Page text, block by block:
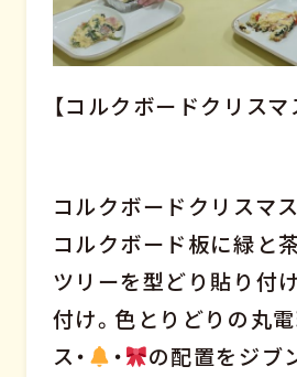
【コルクボードクリスマ
コルクボードクリスマ
コルクボード板に緑と
ツリーを型どり貼り付
付け。色とりどりの丸電
ス・
・
の配置をジブ